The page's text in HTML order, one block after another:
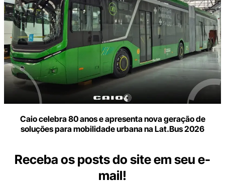
Caio celebra 80 anos e apresenta nova geração de
soluções para mobilidade urbana na Lat.Bus 2026
Receba os posts do site em seu e-
mail!